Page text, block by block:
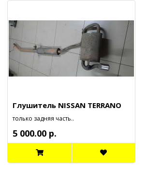
Глушитель NISSAN TERRANO
только задняя часть..
5 000.00 р.